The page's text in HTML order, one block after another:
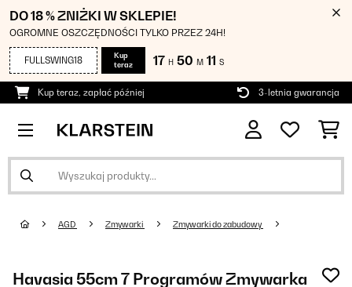
DO 18 % ZNIŻKI W SKLEPIE!
OGROMNE OSZCZĘDNOŚCI TYLKO PRZEZ 24H!
FULLSWING18
Kup
teraz
17 H 50 M 11 S
Kup teraz, zapłać później 3-letnia gwarancja
AGD Zmywarki Zmywarki do zabudowy
Havasia 55cm 7 Programów Zmywarka